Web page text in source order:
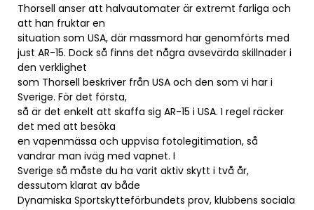
Thorsell anser att halvautomater är extremt farliga och
att han fruktar en
situation som USA, där massmord har genomförts med
just AR-15. Dock så finns det några avsevärda skillnader i
den verklighet
som Thorsell beskriver från USA och den som vi har i
Sverige. För det första,
så är det enkelt att skaffa sig AR-15 i USA. I regel räcker
det med att besöka
en vapenmässa och uppvisa fotolegitimation, så
vandrar man iväg med vapnet. I
Sverige så måste du ha varit aktiv skytt i två år,
dessutom klarat av både
Dynamiska Sportskytteförbundets prov, klubbens sociala